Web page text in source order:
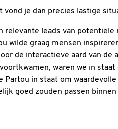
vond je dan precies lastige
relevante leads van potentiële
wilde graag mensen
de interactieve aard van de
waren we in
in staat om
goed zouden passen